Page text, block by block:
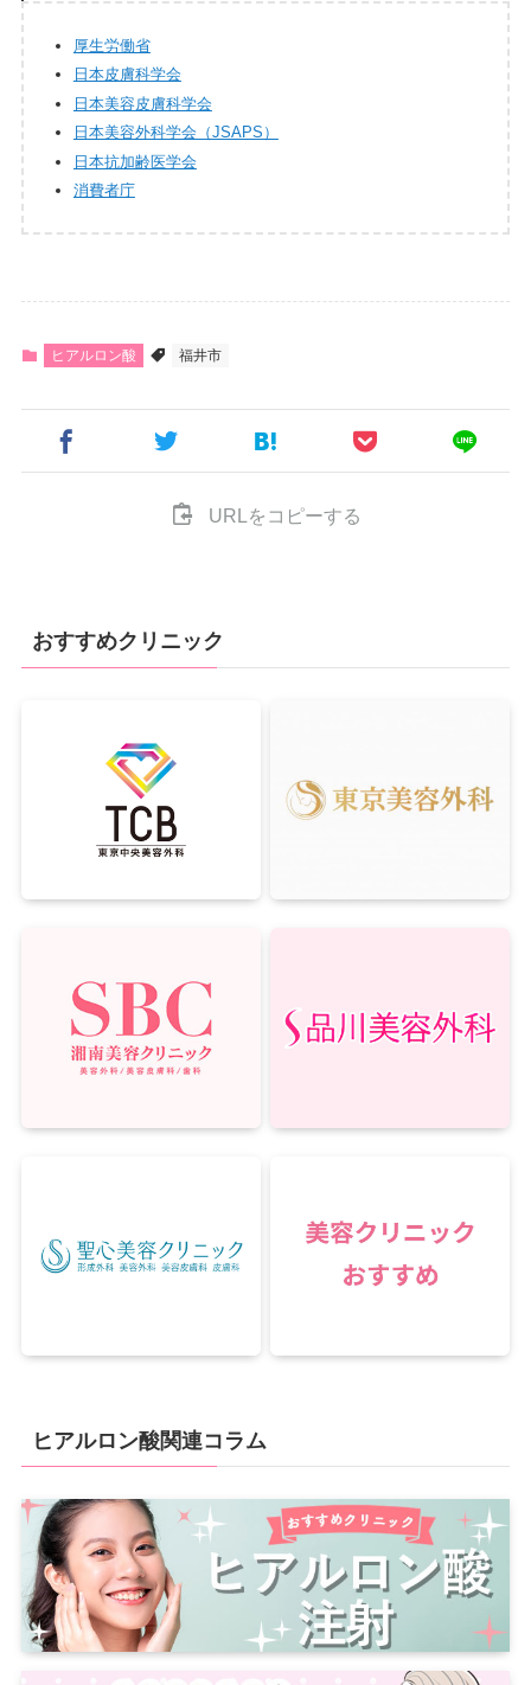
厚生労働省
日本皮膚科学会
日本美容皮膚科学会
日本美容外科学会（JSAPS）
日本抗加齢医学会
消費者庁
ヒアルロン酸 福井市
URLをコピーする
おすすめクリニック
ヒアルロン酸関連コラム